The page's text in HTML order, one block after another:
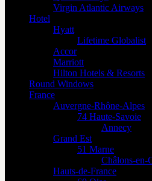
Virgin Atlantic Airways
Hotel
Hyatt
Lifetime Globalist
Accor
Marriott
Hilton Hotels & Resorts
Round Windows
France
Auvergne-Rhône-Alpes
74 Haute-Savoie
Annecy
Grand Est
51 Marne
Châlons-en-
Hauts-de-France